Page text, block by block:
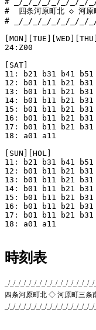
#  四条河原町北 ◇ 河原
# _/_/_/_/_/_/_/_/
24:Z00
[SAT]
11: b21 b31 b41 b51
12: b01 b11 b21 b31
13: b01 b11 b21 b31
14: b01 b11 b21 b31
15: b01 b11 b21 b31
16: b01 b11 b21 b31
17: b01 b11 b21 b31
18: a01 a11
[SUN][HOL]
11: b21 b31 b41 b51
12: b01 b11 b21 b31
13: b01 b11 b21 b31
14: b01 b11 b21 b31
15: b01 b11 b21 b31
16: b01 b11 b21 b31
17: b01 b11 b21 b31
18: a01 a11
時刻表
_/_/_/_/_/_/_/_/_/_/_/_/_/_/_/_/
四条河原町北 ◇ 河原町三条
_/_/_/_/_/_/_/_/_/_/_/_/_/_/_/_/